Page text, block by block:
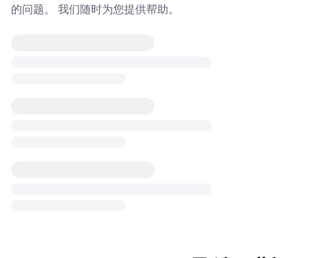
的问题。 我们随时为您提供帮助。